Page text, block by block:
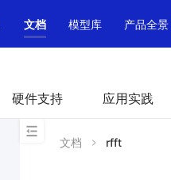
文档 模型库 产品全景
硬件支持 应用实践
文档 rfft